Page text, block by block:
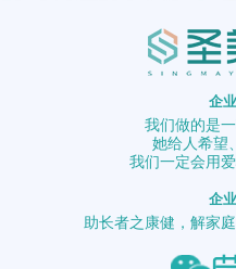
企
我们做的是
她给人希望
我们一定会用
企
助长者之康健，解家